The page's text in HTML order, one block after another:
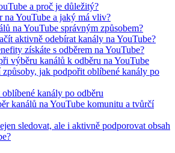
a proč je důležitý?
na YouTube a jaký má vliv?
na YouTube správným způsobem?
aktivně odebírat kanály na YouTube?
získáte s odběrem na YouTube?
výběru kanálů k odběru na YouTube
způsoby, jak podpořit oblíbené kanály po
kanály po odběru
kanálů na YouTube komunitu a tvůrčí
sledovat, ale i aktivně podporovat obsah